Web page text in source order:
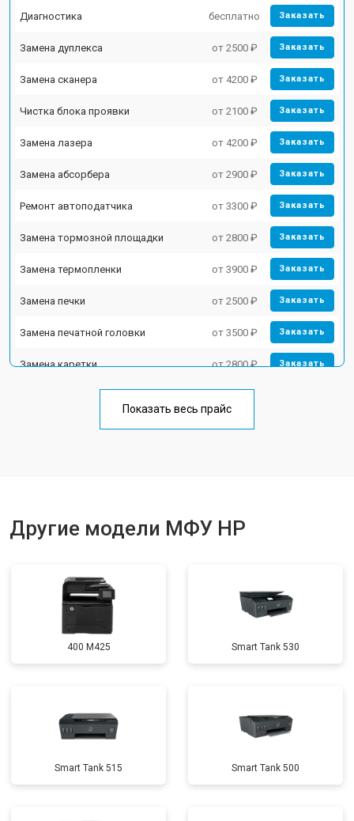
Диагностика бесплатно Заказать
Замена дуплекса от 2500 ₽ Заказать
Замена сканера от 4200 ₽ Заказать
Чистка блока проявки от 2100 ₽ Заказать
Замена лазера от 4200 ₽ Заказать
Замена абсорбера от 2900 ₽ Заказать
Ремонт автоподатчика от 3300 ₽ Заказать
Замена тормозной площадки от 2800 ₽ Заказать
Замена термопленки от 3900 ₽ Заказать
Замена печки от 2500 ₽ Заказать
Замена печатной головки от 3500 ₽ Заказать
Замена каретки от 2800 ₽ Заказать
Замена блока питания от 2500 ₽
Показать весь прайс
Другие модели МФУ HP
400 M425 Smart Tank 530
Smart Tank 515 Smart Tank 500